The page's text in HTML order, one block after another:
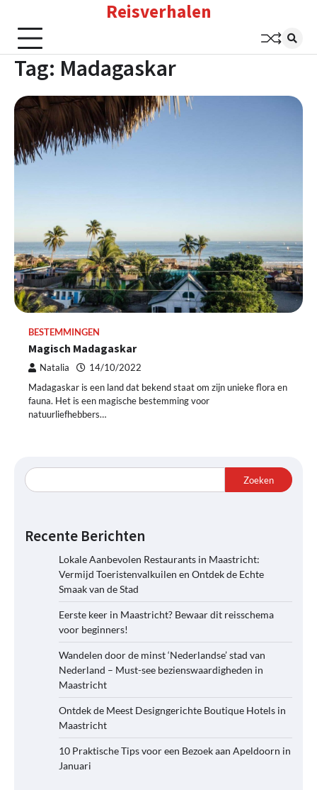
content
Reisverhalen
Tag: Madagaskar
BESTEMMINGEN
Magisch Madagaskar
Natalia 14/10/2022
Madagaskar is een land dat bekend staat om zijn unieke flora en
fauna. Het is een magische bestemming voor
natuurliefhebbers…
Zoeken
Recente Berichten
Lokale Aanbevolen Restaurants in Maastricht:
Vermijd Toeristenvalkuilen en Ontdek de Echte
Smaak van de Stad
Eerste keer in Maastricht? Bewaar dit reisschema
voor beginners!
Wandelen door de minst ‘Nederlandse’ stad van
Nederland – Must-see bezienswaardigheden in
Maastricht
Ontdek de Meest Designgerichte Boutique Hotels in
Maastricht
10 Praktische Tips voor een Bezoek aan Apeldoorn in
Januari